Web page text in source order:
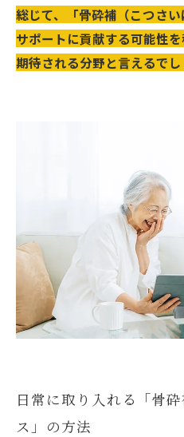
総じて、「骨砕補（こつさ
サポートに貢献する可能性
期待される分野と言えるでし
日常に取り入れる「骨
ス」の方法